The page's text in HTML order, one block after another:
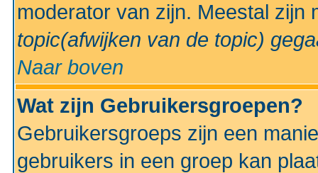
moderator van zijn. Meestal
topic(afwijken van de topic)
Naar boven
Wat zijn Gebruikersgroepen?
Gebruikersgroeps zijn een
gebruikers in een groep kan